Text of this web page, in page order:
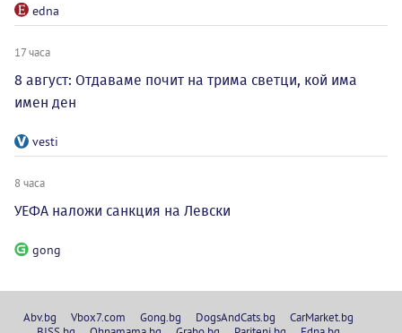
edna
17 часа
8 август: Отдаваме почит на трима светци, кой има
имен ден
vesti
8 часа
УЕФА наложи санкция на Левски
gong
Abv.bg Vbox7.com Gong.bg DogsAndCats.bg
CarMarket.bg